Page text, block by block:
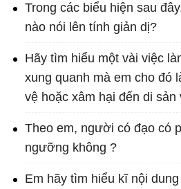
Trong các biểu hiện sau
nào nói lên tính giản dị?
Hãy tìm hiểu một vài việc
xung quanh mà em cho đó
vệ hoặc xâm hại đến di sản
Theo em, người có đạo có
ngưỡng không ?
Em hãy tìm hiểu kĩ nội